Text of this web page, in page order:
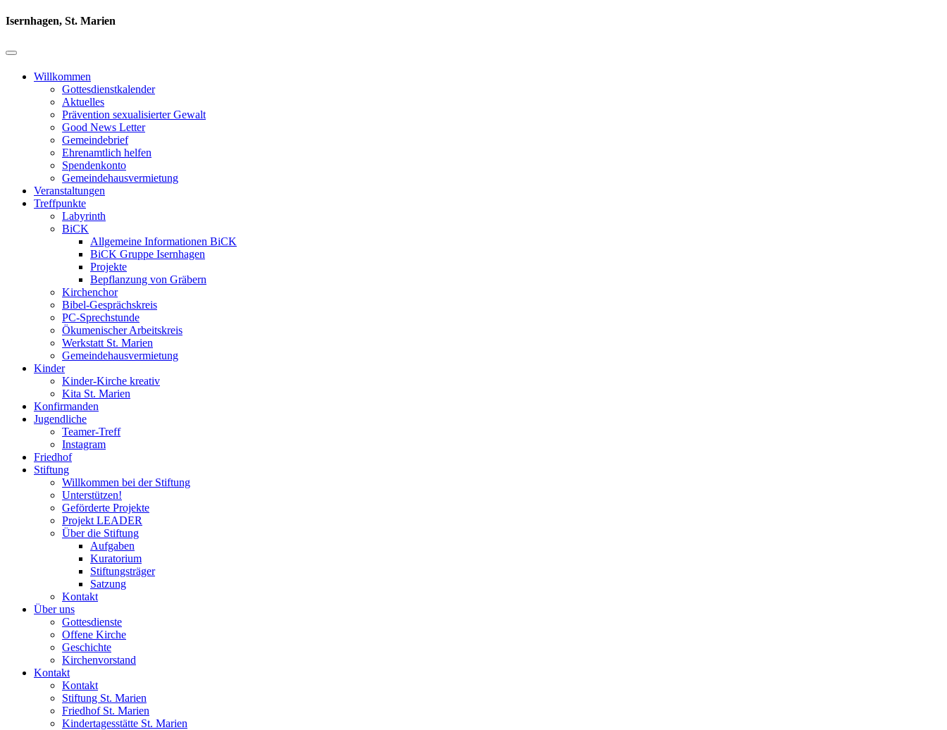
Isernhagen, St. Marien
Willkommen
Gottesdienstkalender
Aktuelles
Prävention sexualisierter Gewalt
Good News Letter
Gemeindebrief
Ehrenamtlich helfen
Spendenkonto
Gemeindehausvermietung
Veranstaltungen
Treffpunkte
Labyrinth
BiCK
Allgemeine Informationen BiCK
BiCK Gruppe Isernhagen
Projekte
Bepflanzung von Gräbern
Kirchenchor
Bibel-Gesprächskreis
PC-Sprechstunde
Ökumenischer Arbeitskreis
Werkstatt St. Marien
Gemeindehausvermietung
Kinder
Kinder-Kirche kreativ
Kita St. Marien
Konfirmanden
Jugendliche
Teamer-Treff
Instagram
Friedhof
Stiftung
Willkommen bei der Stiftung
Unterstützen!
Geförderte Projekte
Projekt LEADER
Über die Stiftung
Aufgaben
Kuratorium
Stiftungsträger
Satzung
Kontakt
Über uns
Gottesdienste
Offene Kirche
Geschichte
Kirchenvorstand
Kontakt
Kontakt
Stiftung St. Marien
Friedhof St. Marien
Kindertagesstätte St. Marien